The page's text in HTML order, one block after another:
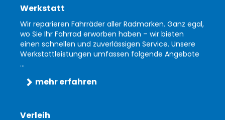
Werkstatt
Wir reparieren Fahrräder aller Radmarken. Ganz egal,
wo Sie Ihr Fahrrad erworben haben – wir bieten
einen schnellen und zuverlässigen Service. Unsere
Werkstattleistungen umfassen folgende Angebote
...
mehr erfahren
Verleih